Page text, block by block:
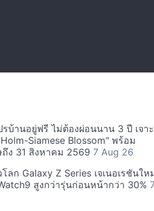
บ้านอยู่ฟรี ไม่ต้องผ่อนนาน 3 ปี เจา
Siamese Blossom" พร้อม
ง 31 สิงหาคม 2569 7 Aug 26
ลก Galaxy Z Series เจเนอเรชันให
สูงกว่ารุ่นก่อนหน้ากว่า 30%